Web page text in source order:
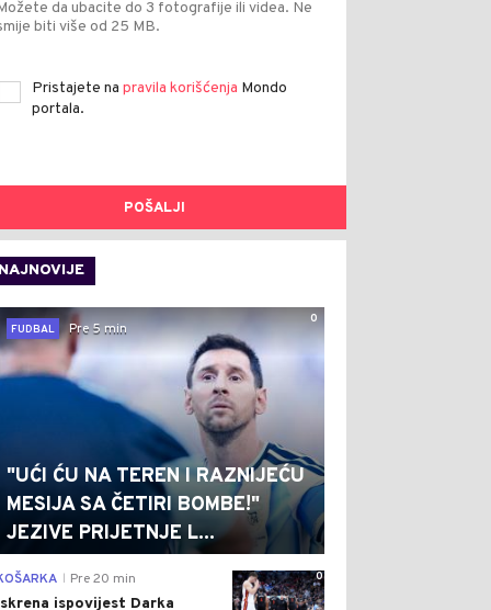
da ubacite do 3 fotografije ili videa. Ne
biti više od 25 MB.
Pristajete na pravila korišćenja Mondo
portala.
POŠALJI
NAJNOVIJE
0
FUDBAL
Pre 5 min
"UĆI ĆU NA TEREN I RAZNIJEĆU
MESIJA SA ČETIRI BOMBE!"
JEZIVE PRIJETNJE L...
0
Pre 20 min
ispovijest Darka